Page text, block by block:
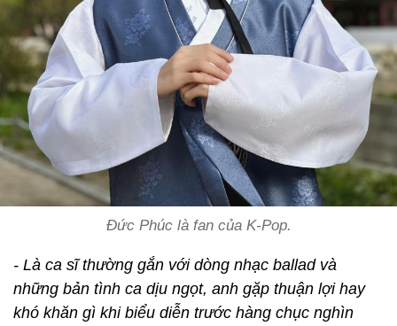
Đức Phúc là fan của K-Pop.
- Là ca sĩ thường gắn với dòng nhạc ballad và
những bản tình ca dịu ngọt, anh gặp thuận lợi hay
khó khăn gì khi biểu diễn trước hàng chục nghìn